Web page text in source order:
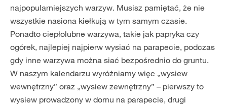
najpopularniejszych warzyw. Musisz pamiętać, że nie
wszystkie nasiona kiełkują w tym samym czasie.
Ponadto ciepłolubne warzywa, takie jak papryka czy
ogórek, najlepiej najpierw wysiać na parapecie, podczas
gdy inne warzywa można siać bezpośrednio do gruntu.
W naszym kalendarzu wyróżniamy więc „wysiew
wewnętrzny” oraz „wysiew zewnętrzny” – pierwszy to
wysiew prowadzony w domu na parapecie, drugi